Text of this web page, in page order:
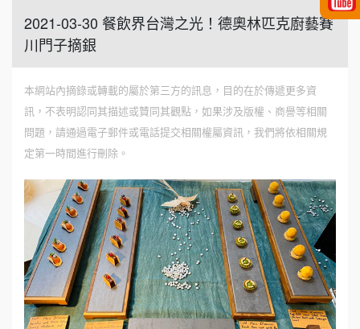
2021-03-30 餐飲界台灣之光！德奧林匹克廚藝賽
川門子摘銀
本網站內摘錄或轉載的屬於第三方的訊息，目的在於傳遞更多資
訊，不表明認同其描述或贊同其觀點，如果涉及版權、商譽等相關
問題，請通過電子郵件或電話提交相關權屬資訊，我們將依相關規
定第一時間進行刪除。